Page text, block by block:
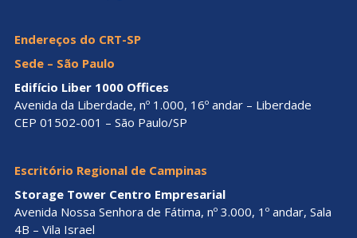
Endereços do CRT-SP
Sede – São Paulo
Edifício Liber 1000 Offices
Avenida da Liberdade, nº 1.000, 16º andar – Liberdade
CEP 01502-001 – São Paulo/SP
Escritório Regional de Campinas
Storage Tower Centro Empresarial
Avenida Nossa Senhora de Fátima, nº 3.000, 1º andar, Sala
4B – Vila Israel